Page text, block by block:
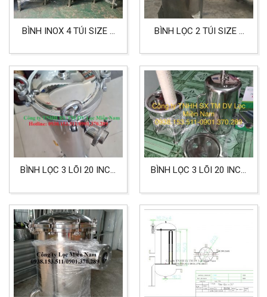
BÌNH INOX 4 TÚI SIZE 2
PHẨM, CÔNG NGHIỆP
BÌNH LỌC 2 TÚI SIZE 2
THỰC PHẨM
BÌNH LỌC 3 LÕI 20 INCH
LỌC CÔNG NGHIỆP
BÌNH LỌC 3 LÕI 20 INCH
LIỆU INOX 316